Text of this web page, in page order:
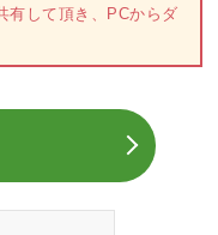
有して頂き、PCからダ